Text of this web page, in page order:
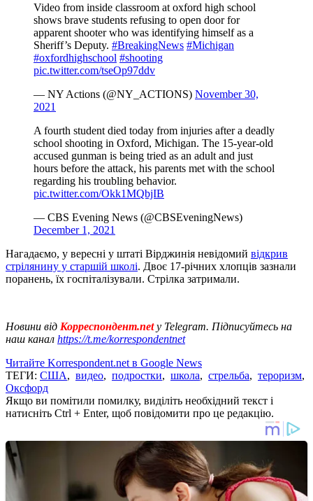
Video from inside classroom at oxford high school
shows brave students refusing to open door for
apparent shooter who was identifying himself as a
Sheriff’s Deputy. #BreakingNews #Michigan
#oxfordhighschool #shooting
pic.twitter.com/tseOp97ddv
— NY Actions (@NY_ACTIONS) November 30,
2021
A fourth student died today from injuries after a deadly
school shooting in Oxford, Michigan. The 15-year-old
accused gunman is being tried as an adult and just
hours before the attack, his parents met with the school
regarding his troubling behavior.
pic.twitter.com/Okk1MQbjIB
— CBS Evening News (@CBSEveningNews)
December 1, 2021
Нагадаємо, у вересні у штаті Вірджинія невідомий відкрив
стрілянину у старшій школі. Двоє 17-річних хлопців зазнали
поранень, їх госпіталізували. Стрілка затримали.
Новини від Корреспондент.netу Telegram. Підписуйтесь на
наш канал https://t.me/korrespondentnet
Читайте Korrespondent.net в Google News
ТЕГИ: США, видео, подростки, школа, стрельба, тероризм,
Оксфорд
Якщо ви помітили помилку, виділіть необхідний текст і
натисніть Ctrl + Enter, щоб повідомити про це редакцію.